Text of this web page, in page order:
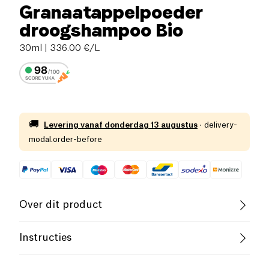
Granaatappelpoeder
droogshampoo Bio
30ml | 336.00 €/L
🚚 Levering vanaf donderdag 13 augustus · delivery-
modal.order-before
Over dit product
Vegan
Instructies